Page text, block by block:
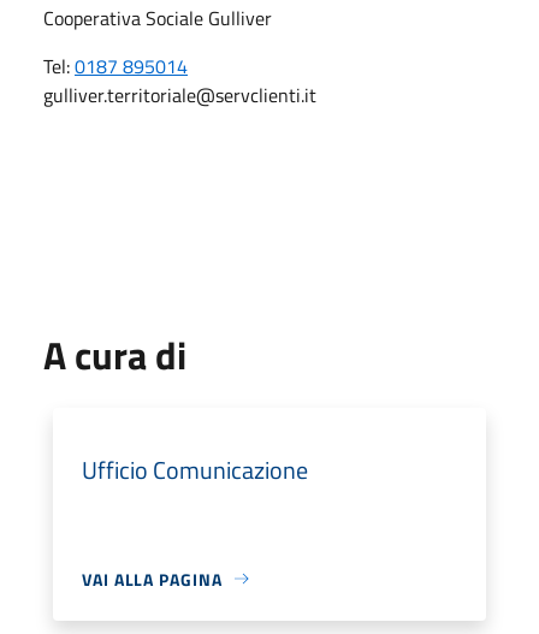
Cooperativa Sociale Gulliver
Tel:0187 895014
gulliver.territoriale@servclienti.it
A cura di
Ufficio Comunicazione
VAI ALLA PAGINA